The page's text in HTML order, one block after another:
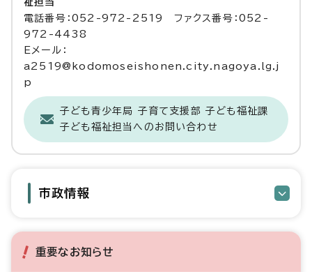
祉担当
電話番号：052-972-2519 ファクス番号：052-
972-4438
Eメール：
a2519@kodomoseishonen.city.nagoya.lg.j
p
子ども青少年局 子育て支援部 子ども福祉課
子ども福祉担当へのお問い合わせ
市政情報
重要なお知らせ